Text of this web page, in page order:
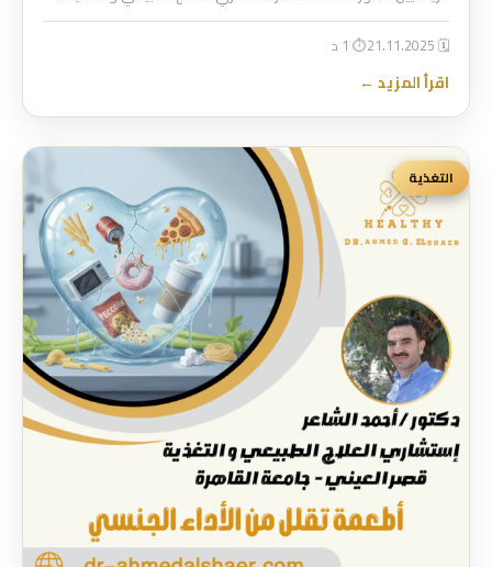
🗓 21.11.2025 ⏱ 1 د
اقرأ المزيد ←
التغذية